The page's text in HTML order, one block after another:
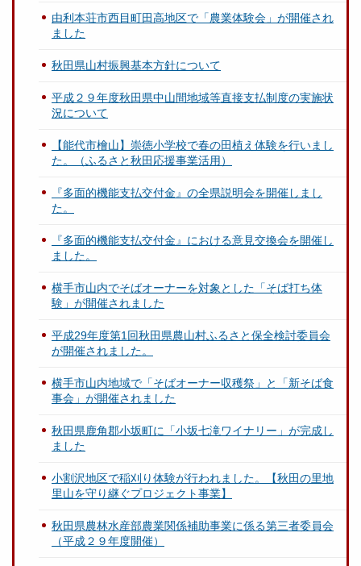
由利本荘市西目町田高地区で「農業体験会」が開催され
ました
秋田県山村振興基本方針について
平成２９年度秋田県中山間地域等直接支払制度の実施状
況について
【能代市檜山】崇徳小学校で春の田植え体験を行いまし
た。（ふるさと秋田応援事業活用）
『多面的機能支払交付金』の全県説明会を開催しまし
た。
『多面的機能支払交付金』における意見交換会を開催し
ました。
横手市⼭内でそばオーナーを対象とした「そば打ち体
験」が開催されました
平成29年度第1回秋田県農山村ふるさと保全検討委員会
が開催されました。
横手市山内地域で「そばオーナー収穫祭」と「新そば食
事会」が開催されました
秋田県鹿角郡小坂町に「小坂七滝ワイナリー」が完成し
ました
小割沢地区で稲刈り体験が行われました。【秋田の里地
里山を守り継ぐプロジェクト事業】
秋田県農林水産部農業関係補助事業に係る第三者委員会
（平成２９年度開催）